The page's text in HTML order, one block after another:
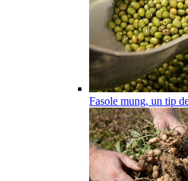
Fasole mung, un tip